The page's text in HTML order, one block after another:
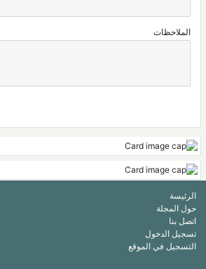
الملاحظات
الرئيسة
حول المجلة
اتصل بنا
تسجيل الدخول
التسجيل في الموقع